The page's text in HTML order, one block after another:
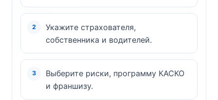
Укажите страхователя,
собственника и водителей.
Выберите риски, программу КАСКО
и франшизу.